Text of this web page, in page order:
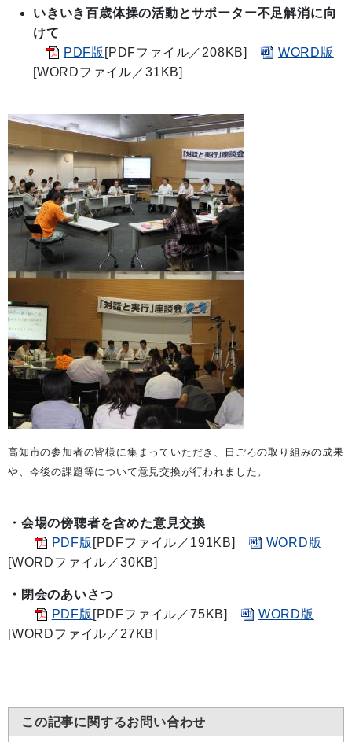
いきいき百歳体操の活動とサポーター不足解消に向
けて
PDF版 [PDFファイル／208KB]
WORD版
[WORDファイル／31KB]
高知市の参加者の皆様に集まっていただき、日ごろの取り組みの成果
や、今後の課題等について意見交換が行われました。
・会場の傍聴者を含めた意見交換
PDF版 [PDFファイル／191KB]
WORD版
[WORDファイル／30KB]
・閉会のあいさつ
PDF版 [PDFファイル／75KB]
WORD版
[WORDファイル／27KB]
この記事に関するお問い合わせ